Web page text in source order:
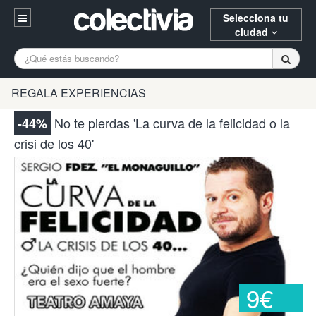
Selecciona tu
ciudad
Entrar
94 652 38 15 (L-V 10:30-15:00)
¿Necesitas ayuda? Escríbenos
A Coruña Alicante
Bilbao Burgos Donostia
Gijón
Madrid Oviedo Palencia
Pamplona Santander Tarragona
Valencia Vitoria Zaragoza
REGALA EXPERIENCIAS
-44% No te pierdas 'La curva de la felicidad o la
crisi de los 40'
9€